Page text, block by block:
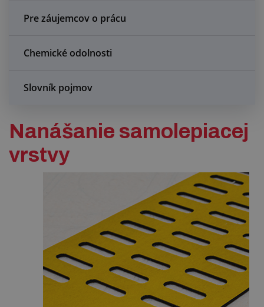
O nás a kariéra
Pre záujemcov o prácu
Chemické odolnosti
Slovník pojmov
Nanášanie samolepiacej
vrstvy